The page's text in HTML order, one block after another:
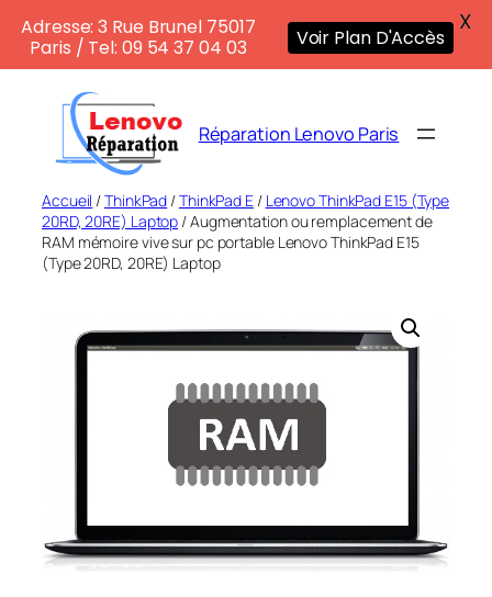
contenu
Réparation Lenovo Paris
Accueil /ThinkPad /ThinkPad E/ Lenovo ThinkPad E15 (Type
20RD, 20RE) Laptop / Augmentation ou remplacement de
RAM mémoire vive sur pc portable Lenovo ThinkPad E15
(Type 20RD, 20RE) Laptop
Adresse: 3 Rue Brunel 75017
Paris / Tel: 09 54 37 04 03
Voir Plan D'Accès
X